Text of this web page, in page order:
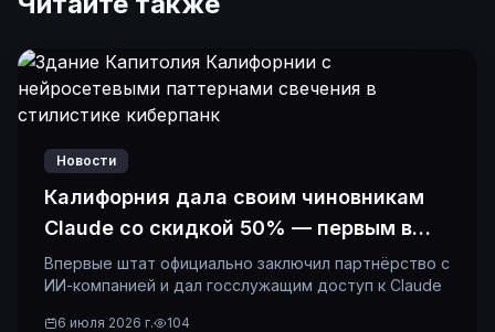
Новости
Калифорния дала своим чиновникам
Claude со скидкой 50% — первым в
истории
Впервые штат официально заключил партнёрство с
ИИ-компанией и дал госслужащим доступ к Claude
6 июля 2026 г. 104